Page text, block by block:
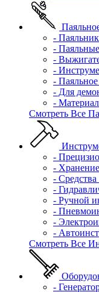
-
-
-
-
-
- Для
-
Смотреть Все
-
-
-
-
- Ручной
-
-
-
Смотреть Все
-